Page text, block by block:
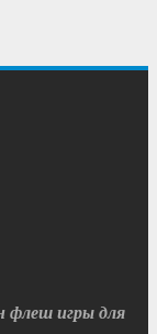
флеш игры для